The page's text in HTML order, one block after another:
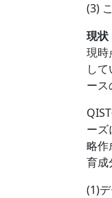
(3)
現
現時
し
ース
ー
略作
育成
(1)